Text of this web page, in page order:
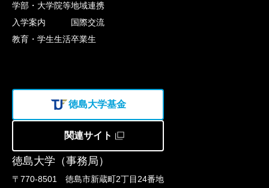
徳島大学（事務局）
〒770-8501 徳島市新蔵町2丁目24番地
学部・大学院等
入学案内
教育・学生生活
地域連携
国際交流
卒業生
徳島大学基金
関連サイト